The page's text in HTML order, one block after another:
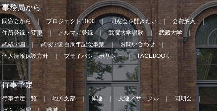
事務局から
同窓会から プロジェクト1000 同窓会を開きたい
会費納入
住所登録・変更
メルマガ登録 武蔵大学讃歌
武蔵大学
武蔵学園
武蔵学園百周年記念事業
お問い合わせ
個人情報保護方針
プライバシーポリシー FACEBOOK
行事予定
行事予定一覧 地方支部 体連 文連／サークル
同期会